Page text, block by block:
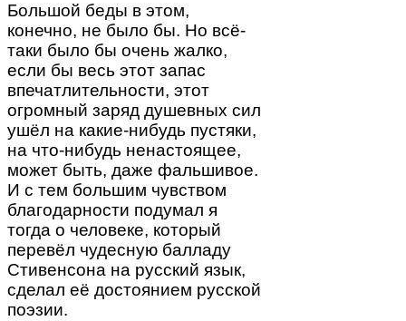
Большой беды в этом,
конечно, не было бы. Но всё-
таки было бы очень жалко,
если бы весь этот запас
впечатлительности, этот
огромный заряд душевных сил
ушёл на какие-нибудь пустяки,
на что-нибудь ненастоящее,
может быть, даже фальшивое.
И с тем большим чувством
благодарности подумал я
тогда о человеке, который
перевёл чудесную балладу
Стивенсона на русский язык,
сделал её достоянием русской
поэзии.